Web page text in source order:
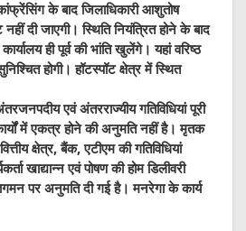
के बाद जिलाधिकारी आशुतोष
दी जाएगी। स्थिति नियंत्रित होने के बाद
ही पूर्व की भांति खुलेंगे। यहां वरिष्ठ
होगी। हॉटस्पॉट क्षेत्र में स्थित
एवं अंतरराज्यीय गतिविधियां पूरी
में एकत्र होने की अनुमति नहीं है। मृतक
क्षेत्र, बैंक, एटीएम की गतिविधियां
खाद्यान्न एवं पोषण की होम डिलीवरी
पर अनुमति दी गई है। मनरेगा के कार्य